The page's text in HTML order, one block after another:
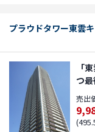
プラウドタワー東雲
「
つ最
売出